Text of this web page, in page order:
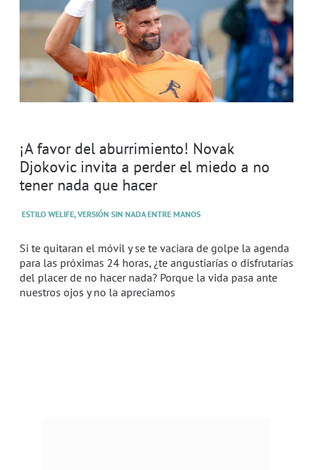
¡A favor del aburrimiento! Novak
Djokovic invita a perder el miedo a no
tener nada que hacer
ESTILO WELIFE, VERSIÓN SIN NADA ENTRE MANOS
Si te quitaran el móvil y se te vaciara de golpe la agenda
para las próximas 24 horas, ¿te angustiarías o disfrutarías
del placer de no hacer nada? Porque la vida pasa ante
nuestros ojos y no la apreciamos